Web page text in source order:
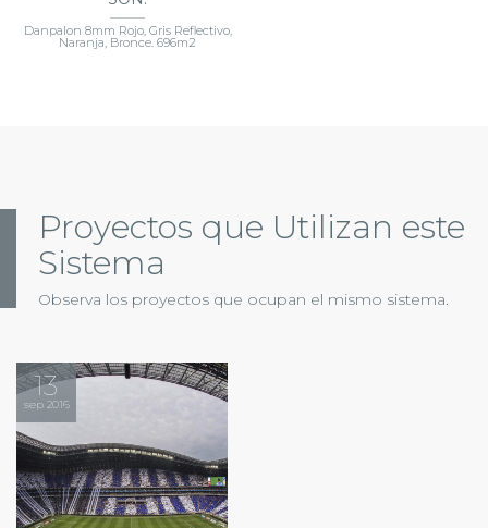
CUBIERTA SC JOHNSON &
SON.
Proyectos que Utilizan este
Sistema
13
sep 2016